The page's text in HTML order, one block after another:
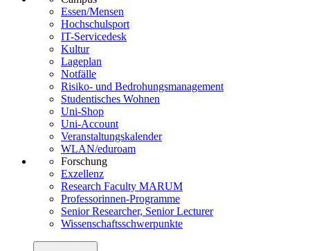
Essen/Mensen
Hochschulsport
IT-Servicedesk
Kultur
Lageplan
Notfälle
Risiko- und Bedrohungsmanagement
Studentisches Wohnen
Uni-Shop
Uni-Account
Veranstaltungskalender
WLAN/eduroam
Forschung
Exzellenz
Research Faculty MARUM
Professorinnen-Programme
Senior Researcher, Senior Lecturer
Wissenschaftsschwerpunkte